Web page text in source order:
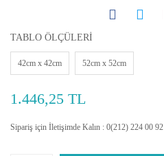
TABLO ÖLÇÜLERİ
42cm x 42cm 52cm x 52cm
1.446,25 TL
Sipariş için İletişimde Kalın : 0(212) 224 00 92